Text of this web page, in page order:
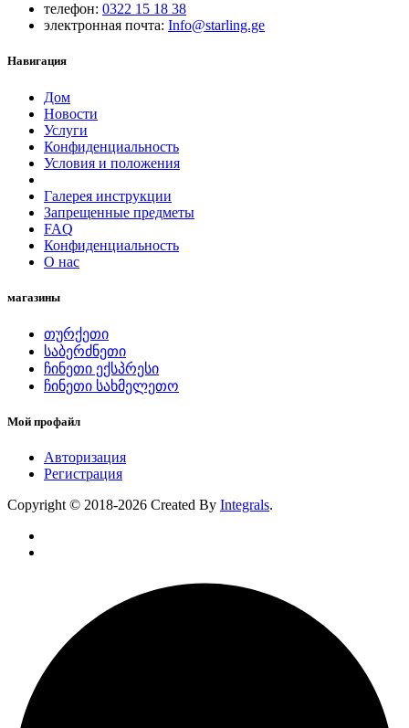
телефон: 0322 15 18 38
электронная почта: Info@starling.ge
Навигация
Дом
Новости
Услуги
Конфиденциальность
Условия и положения
Галерея инструкции
Запрещенные предметы
FAQ
Конфиденциальность
O нас
магазины
თურქეთი
საბერძნეთი
ჩინეთი ექსპრესი
ჩინეთი სახმელეთო
Мой профайл
Авторизация
Регистрация
Copyright © 2018-2026 Created By Integrals.